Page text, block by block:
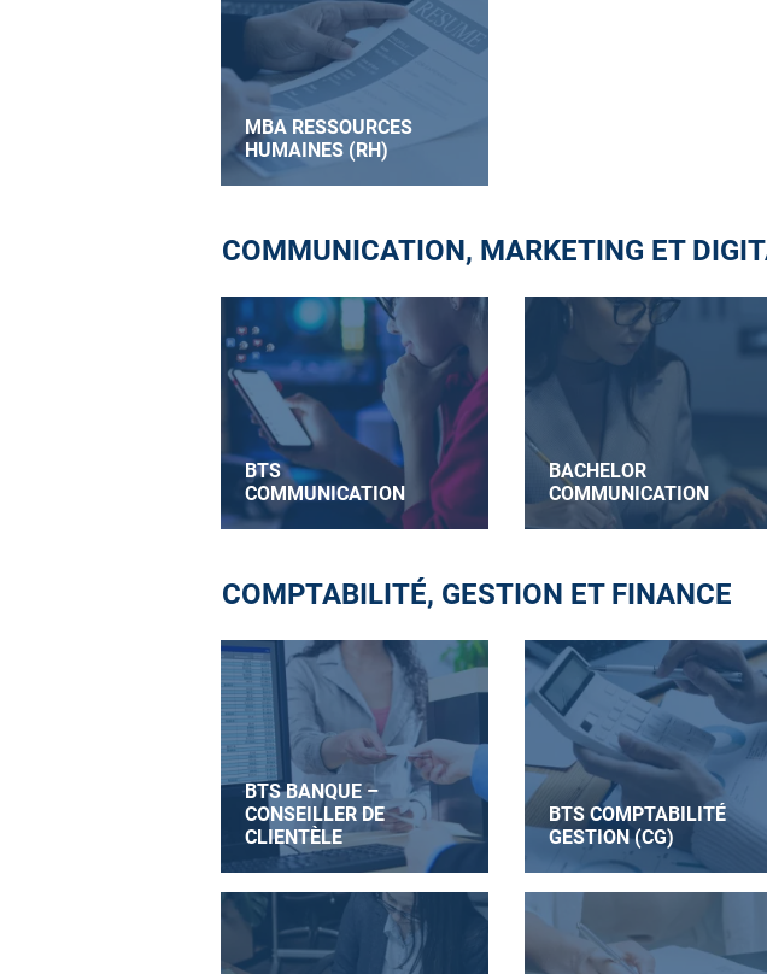
MBA RESSOURCES
HUMAINES (RH)
COMMUNICATION, MARKETING ET
BTS
COMMUNICATION
BACHELOR
COMMUNICATION
COMPTABILITÉ, GESTION ET FINANCE
BTS BANQUE –
CONSEILLER DE
CLIENTÈLE
BTS COMPTABILITÉ
GESTION (CG)